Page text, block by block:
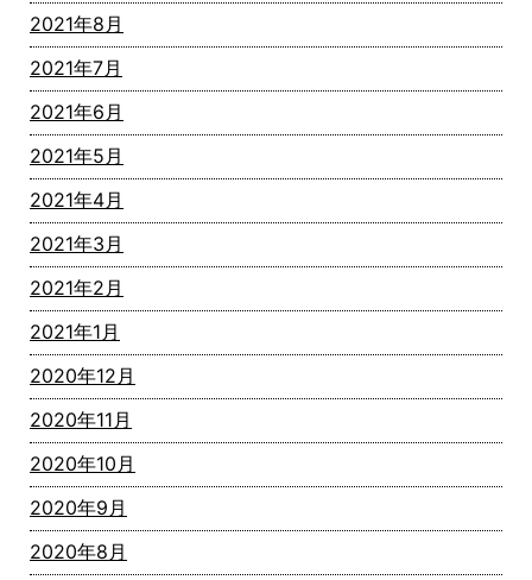
2021年8月
2021年7月
2021年6月
2021年5月
2021年4月
2021年3月
2021年2月
2021年1月
2020年12月
2020年11月
2020年10月
2020年9月
2020年8月